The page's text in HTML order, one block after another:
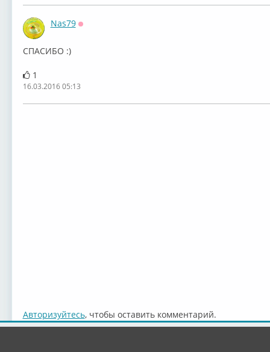
Nas79
СПАСИБО :)
1
16.03.2016 05:13
Авторизуйтесь, чтобы оставить комментарий.